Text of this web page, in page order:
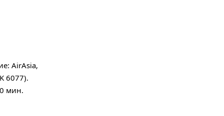
AirAsia,
6077).
мин.